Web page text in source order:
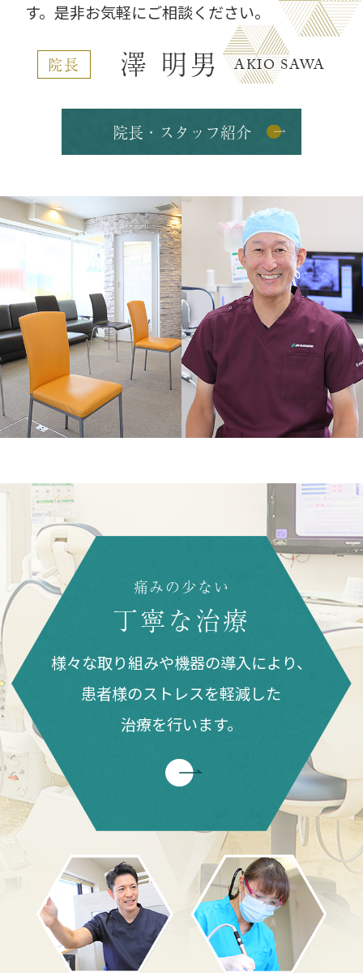
す。是非お気軽にご相談ください。
院長 澤 明男 AKIO SAWA
院長・スタッフ紹介
痛みの少ない
丁寧な治療
様々な取り組みや機器の導入により、
患者様のストレスを軽減した
治療を行います。